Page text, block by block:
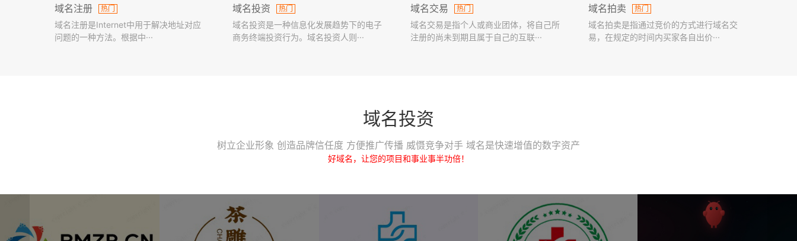
域名注册 热门
域名注册是Internet中用于解决地址对应
问题的一种方法。根据中···
域名投资 热门
域名投资是一种信息化发展趋势下的电子
商务终端投资行为。域名投资人则···
域名交易 热门
域名交易是指个人或商业团体，将自己所
注册的尚未到期且属于自己的互联···
域名拍卖 热门
域名拍卖是指通过竞价的方式进行域名交
易，在规定的时间内买家各自出价···
域名投资
树立企业形象 创造品牌信任度 方便推广传播 威慑竞争对手 域名是快速增值的数字资产
好域名，让您的项目和事业事半功倍！